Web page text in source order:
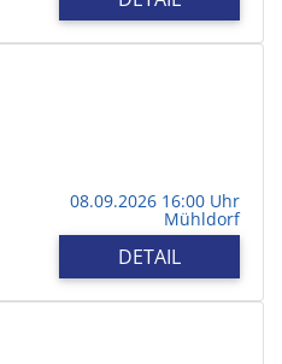
08.09.2026 16:00 Uhr
Mühldorf
DETAIL